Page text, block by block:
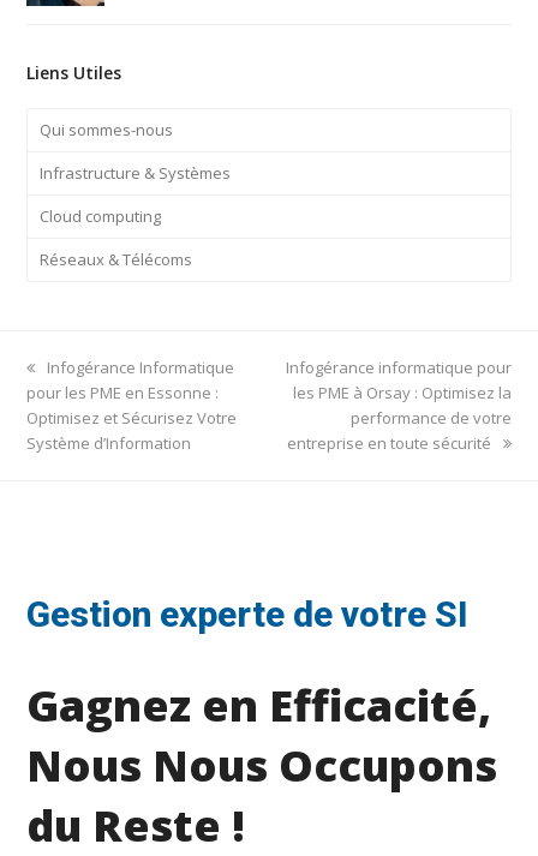
Liens Utiles
Qui sommes-nous
Infrastructure & Systèmes
Cloud computing
Réseaux & Télécoms
previous
post:
Infogérance Informatique
pour les PME en Essonne :
Optimisez et Sécurisez Votre
Système d’Information
next
post:
Infogérance informatique pour
les PME à Orsay : Optimisez la
performance de votre
entreprise en toute sécurité
Gestion experte de votre SI
Gagnez en Efficacité,
Nous Nous Occupons
du Reste !